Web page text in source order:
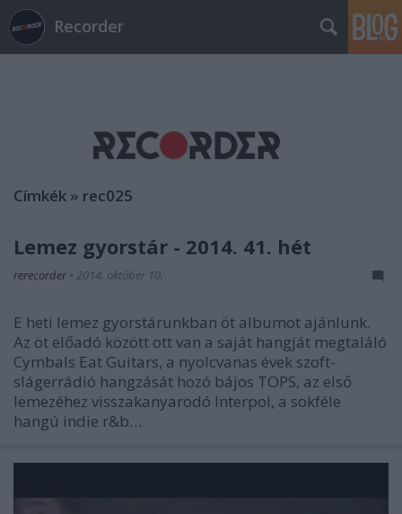
Recorder
Címkék » rec025
Lemez gyorstár - 2014. 41. hét
rerecorder • 2014. október 10.
E heti lemez gyorstárunkban öt albumot ajánlunk.
Az öt előadó között ott van a saját hangját megtaláló
Cymbals Eat Guitars, a nyolcvanas évek szoft-
slágerrádió hangzását hozó bájos TOPS, az első
lemezéhez visszakanyarodó Interpol, a sokféle
hangú indie r&b…